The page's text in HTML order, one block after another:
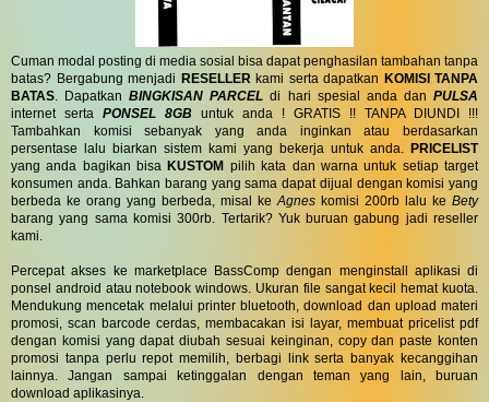
Cuman modal posting di media sosial bisa dapat penghasilan tambahan tanpa
batas? Bergabung menjadi RESELLERkami serta dapatkan KOMISI TANPA
BATAS. DapatkanBINGKISAN PARCEL di hari spesial anda danPULSA
internet serta PONSEL 8GB untuk anda ! GRATIS !! TANPA DIUNDI !!!
Tambahkan komisi sebanyak yang anda inginkan atau berdasarkan
persentase lalu biarkan sistem kami yang bekerja untuk anda. PRICELIST
yang anda bagikan bisaKUSTOM pilih kata dan warna untuk setiap target
konsumen anda. Bahkan barang yang sama dapat dijual dengan komisi yang
berbeda ke orang yang berbeda, misal keAgnes komisi 200rb lalu ke Bety
barang yang sama komisi 300rb. Tertarik? Yuk buruan gabung jadi reseller
kami.
Percepat akses ke marketplace BassComp dengan menginstall aplikasi di
ponsel android atau notebook windows. Ukuran file sangat kecil hemat kuota.
Mendukung mencetak melalui printer bluetooth, download dan upload materi
promosi, scan barcode cerdas, membacakan isi layar, membuat pricelist pdf
dengan komisi yang dapat diubah sesuai keinginan, copy dan paste konten
promosi tanpa perlu repot memilih, berbagi link serta banyak kecanggihan
lainnya. Jangan sampai ketinggalan dengan teman yang lain, buruan
download aplikasinya.